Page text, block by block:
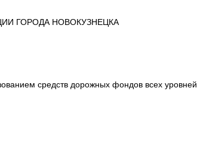
ГОРОДА НОВОКУЗНЕЦКА
средств дорожных фондов всех уровней